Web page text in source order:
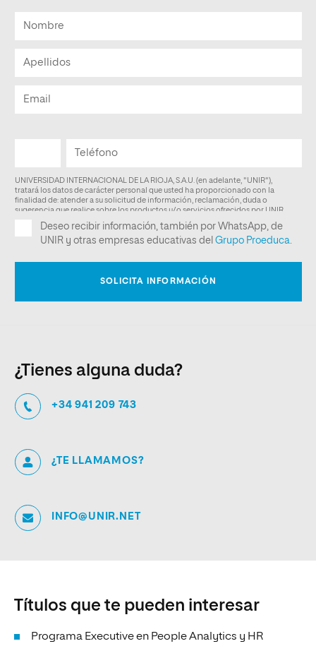
¿Tienes alguna duda?
+34 941 209 743
¿TE LLAMAMOS?
INFO@UNIR.NET
Títulos que te pueden interesar
Programa Executive en People Analytics y HR